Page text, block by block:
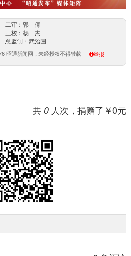
二审：郭 倩
三校：杨 杰
监制：武治国
昭通新闻网，未经授权不得转载 举报
共 0 人次，捐赠了￥0元